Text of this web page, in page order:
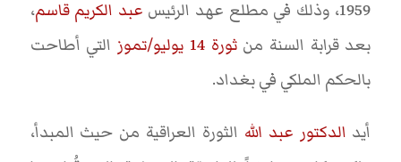
1959، وذلك في مطلع عهد الرئيس
عبد الكريم قاسم،
بعد قرابة السنة منثورة 14 يوليو/تموز
التي أطاحت
بالحكم الملكي في بغداد.
أيد الدكتور عبد الله الثورة العراقية من حيث المبدأ،